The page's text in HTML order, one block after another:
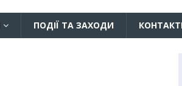
ПОДІЇ ТА ЗАХОДИ